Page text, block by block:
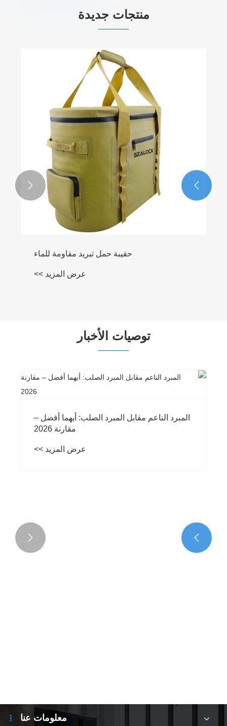
منتجات جديدة
حقيبة حمل تبريد مقاومة للماء
عرض المزيد >>


توصيات الأخبار
المبرد الناعم مقابل المبرد الصلب: أيهما أفضل –
مقارنة 2026
عرض المزيد >>


معلومات عنا